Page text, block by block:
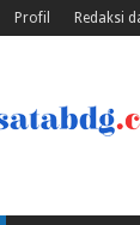
Profil Redaksi